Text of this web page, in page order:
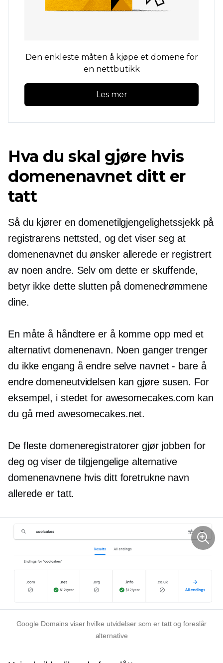
Den enkleste måten å kjøpe et domene for
en nettbutikk
Les mer
Hva du skal gjøre hvis
domenenavnet ditt er
tatt
Så du kjører en domenetilgjengelighetssjekk på
registrarens nettsted, og det viser seg at
domenenavnet du ønsker allerede er registrert
av noen andre. Selv om dette er skuffende,
betyr ikke dette slutten på domenedrømmene
dine.
En måte å håndtere er å komme opp med et
alternativt domenenavn. Noen ganger trenger
du ikke engang å endre selve navnet - bare å
endre domeneutvidelsen kan gjøre susen. For
eksempel, i stedet for awesomecakes.com kan
du gå med awesomecakes.net.
De fleste domeneregistratorer gjør jobben for
deg og viser de tilgjengelige alternative
domenenavnene hvis ditt foretrukne navn
allerede er tatt.
Google Domains viser hvilke utvidelser som er tatt og foreslår
alternative